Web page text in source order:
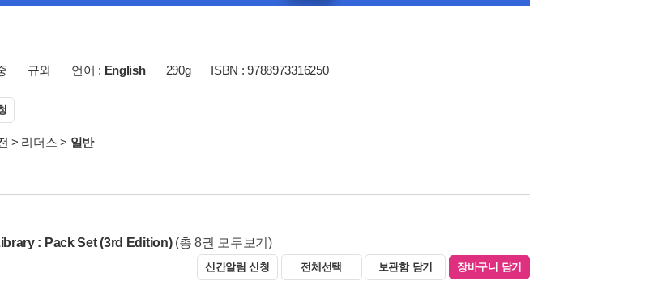
규외 언어 : English 290g ISBN : 9788973316250
> 리더스 > 일반
: Pack Set (3rd Edition) (총 8권 모두보기)
신간알림 신청 전체선택 보관함 담기 장바구니 담기